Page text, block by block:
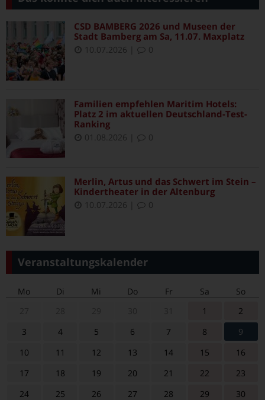
CSD BAMBERG 2026 und Museen der
Stadt Bamberg am Sa, 11.07. Maxplatz
10.07.2026 0
Familien empfehlen Maritim Hotels:
Platz 2 im aktuellen Deutschland-Test-
Ranking
01.08.2026 0
Merlin, Artus und das Schwert im Stein –
Kindertheater in der Altenburg
10.07.2026 0
Veranstaltungskalender
Mo Di Mi Do Fr Sa
So
1
2
3
4 5 6 7 8
9
10
11 12 13 14 15
16
17
18 19 20 21 22
23
24
25 26 27 28 29 30